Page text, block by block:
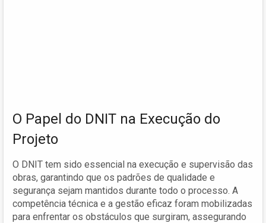
O Papel do DNIT na Execução do
Projeto
O DNIT tem sido essencial na execução e supervisão das
obras, garantindo que os padrões de qualidade e
segurança sejam mantidos durante todo o processo. A
competência técnica e a gestão eficaz foram mobilizadas
para enfrentar os obstáculos que surgiram, assegurando